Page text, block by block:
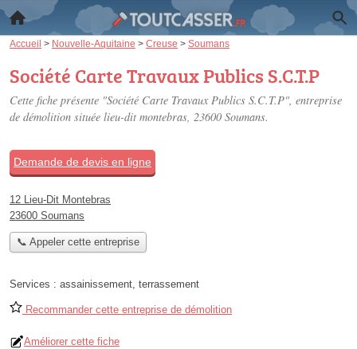
Accueil > Nouvelle-Aquitaine > Creuse > Soumans
Société Carte Travaux Publics S.C.T.P
Cette fiche présente "Société Carte Travaux Publics S.C.T.P", entreprise
de démolition située lieu-dit montebras, 23600 Soumans.
Demande de devis en ligne
12 Lieu-Dit Montebras
23600 Soumans
📞 Appeler cette entreprise
Services : assainissement, terrassement
Recommander cette entreprise de démolition
Améliorer cette fiche